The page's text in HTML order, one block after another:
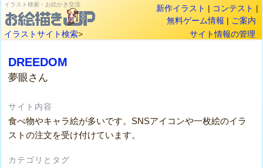
イラスト検索・お絵かき交流 新作イラスト | コンテスト |
無料ゲーム情報 | ご案内
イラストサイト検索> サイト情報の管理
DREEDOM
夢眼さん
サイト内容
食べ物やキャラ絵が多いです。SNSアイコンや一枚絵のイラ
ストの注文を受け付けています。
カテゴリとタグ